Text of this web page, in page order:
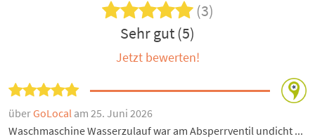
(3)
Sehr gut (5)
Jetzt bewerten!
überGoLocal am 25. Juni 2026
Waschmaschine Wasserzulauf war am Absperrventil undicht ...